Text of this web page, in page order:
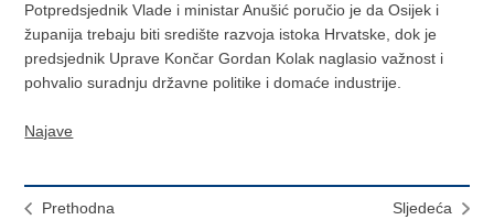
Potpredsjednik Vlade i ministar Anušić poručio je da Osijek i
županija trebaju biti središte razvoja istoka Hrvatske, dok je
predsjednik Uprave Končar Gordan Kolak naglasio važnost i
pohvalio suradnju državne politike i domaće industrije.
Najave
Prethodna
Sljedeća